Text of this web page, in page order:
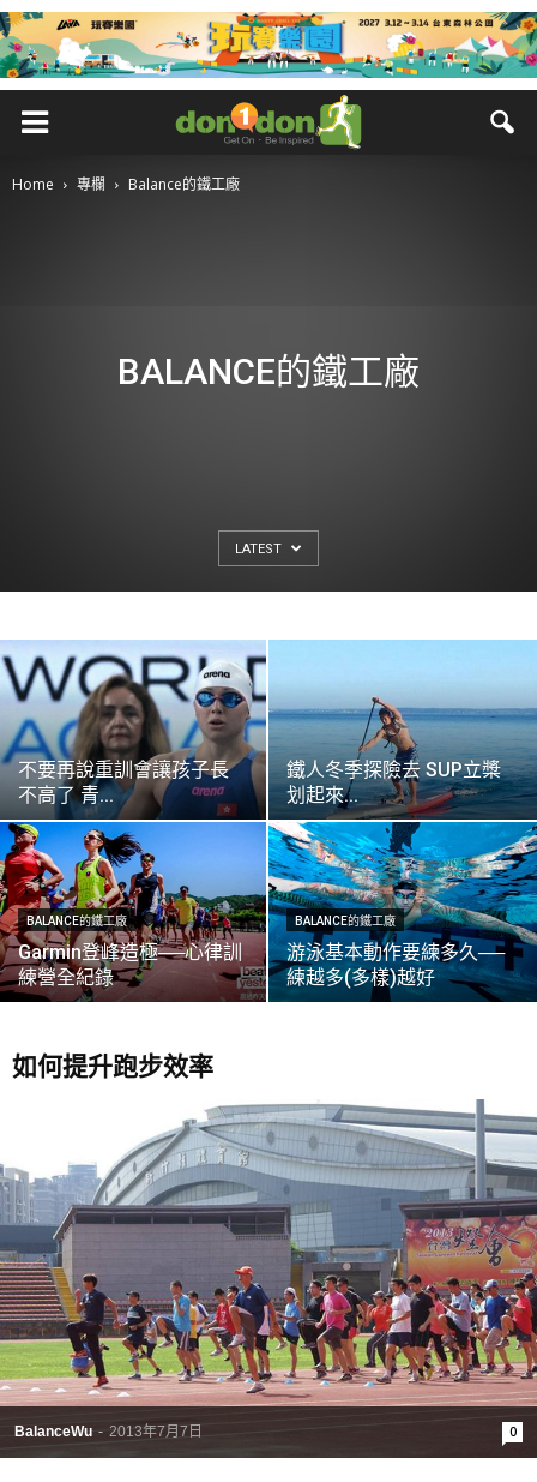
Home 專欄 Balance的鐵工廠
BALANCE的鐵工廠
LATEST
不要再說重訓會讓孩子長
不高了 青...
鐵人冬季探險去 SUP立槳
划起來...
BALANCE的鐵工廠
Garmin登峰造極──心律訓
練營全紀錄
BALANCE的鐵工廠
游泳基本動作要練多久──
練越多(多樣)越好
如何提升跑步效率
BalanceWu - 2013年7月7日 0